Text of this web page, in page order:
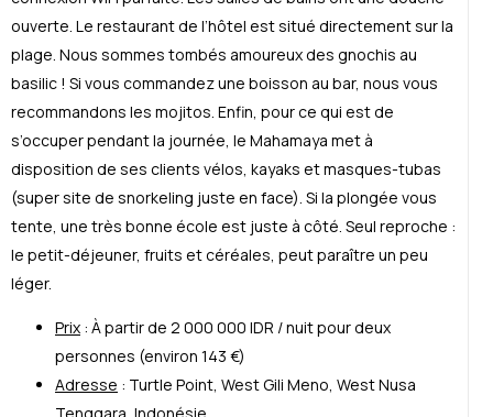
ouverte. Le restaurant de l’hôtel est situé directement sur la
plage. Nous sommes tombés amoureux des gnochis au
basilic ! Si vous commandez une boisson au bar, nous vous
recommandons les mojitos. Enfin, pour ce qui est de
s’occuper pendant la journée, le Mahamaya met à
disposition de ses clients vélos, kayaks et masques-tubas
(super site de snorkeling juste en face). Si la plongée vous
tente, une très bonne école est juste à côté. Seul reproche :
le petit-déjeuner, fruits et céréales, peut paraître un peu
léger.
Prix : À partir de 2 000 000 IDR / nuit pour deux
personnes (environ 143 €)
Adresse : Turtle Point, West Gili Meno, West Nusa